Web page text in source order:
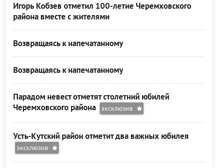
Игорь Кобзев отметил 100-летие Черемховского
района вместе с жителями
Возвращаясь к напечатанному
Возвращаясь к напечатанному
Парадом невест отметят столетний юбилей
Черемховского района
эксклюзив
Усть-Кутский район отметит два важных юбилея
эксклюзив